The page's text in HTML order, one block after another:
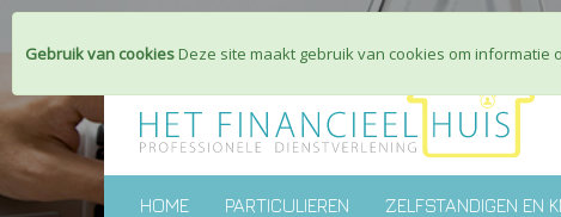
HOME PARTICULIEREN ZELFSTANDIGEN EN
Gebruik van cookiesDeze site maakt gebruik van cookies om